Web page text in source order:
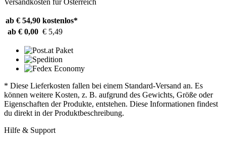
ab € 54,90 kostenlos*
ab € 0,00 € 5,49
* Diese Lieferkosten fallen bei einem Standard-Versand an. Es
können weitere Kosten, z. B. aufgrund des Gewichts, Größe oder
Eigenschaften der Produkte, entstehen. Diese Informationen findest
du direkt in der Produktbeschreibung.
Hilfe & Support